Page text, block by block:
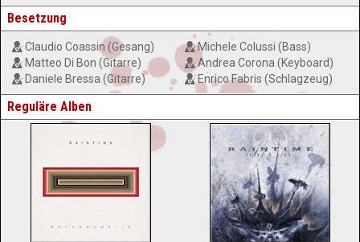
Besetzung
Claudio Coassin (Gesang)
Matteo Di Bon (Gitarre)
Daniele Bressa (Gitarre)
Michele Colussi (Bass)
Andrea Corona (Keyboard)
Enrico Fabris (Schlagzeug)
Reguläre Alben